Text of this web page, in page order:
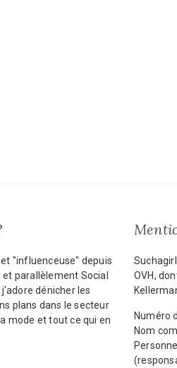
"influenceuse" depuis
parallèlement Social
dénicher les
plans dans le secteur
mode et tout ce qui en
OVH,
Numéro
Nom